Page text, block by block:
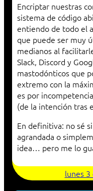
Encriptar nuestras
sistema de código
entiendo de todo el
que puede ser muy
medianos al
Slack, Discord y
mastodónticos que
extremo con la
es por
(de la intención tras
En definitiva: no sé
agrandada o
idea… pero me lo
lunes